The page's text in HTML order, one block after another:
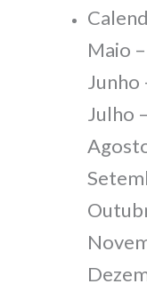
Maio
Junho
Julho